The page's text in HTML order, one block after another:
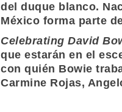
del duque blanco.
México forma parte
Celebrating David
que estarán en el
con quién Bowie
Carmine Rojas,